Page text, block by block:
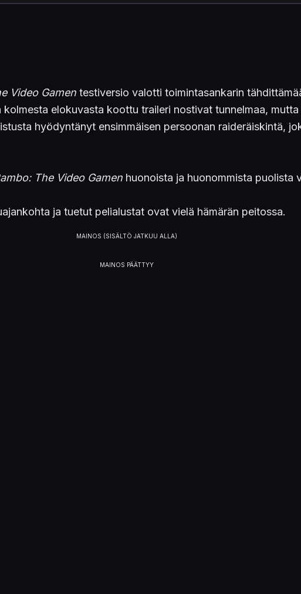
Video Gamen testiversio valotti toimintasankarin
elokuvasta koottu traileri nostivat tunnelmaa,
hyödyntänyt ensimmäisen persoonan raideräiskintä,
The Video Gamen huonoista ja huonommista puolista
ja tuetut pelialustat ovat vielä hämärän peitossa.